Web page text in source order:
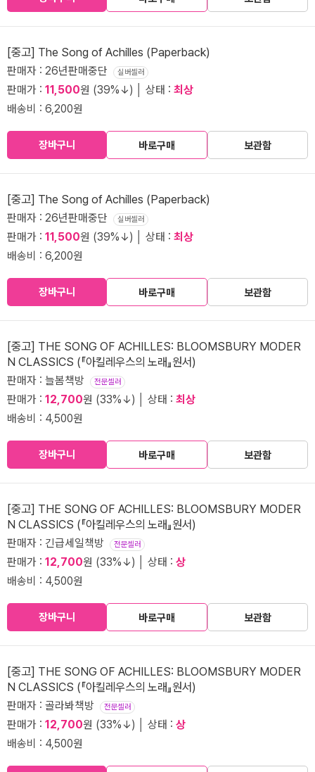
[중고] The Song of Achilles (Paperback)
판매자 : 26년판매중단 실버셀러
판매가 : 11,500원 (39%↓) │ 상태 : 최상
배송비 : 6,200원
장바구니 바로구매 보관함
[중고] The Song of Achilles (Paperback)
판매자 : 26년판매중단 실버셀러
판매가 : 11,500원 (39%↓) │ 상태 : 최상
배송비 : 6,200원
장바구니 바로구매 보관함
[중고] THE SONG OF ACHILLES: BLOOMSBURY MODER
N CLASSICS (『아킬레우스의 노래』원서)
판매자 : 늘봄책방 전문셀러
판매가 : 12,700원 (33%↓) │ 상태 : 최상
배송비 : 4,500원
장바구니 바로구매 보관함
[중고] THE SONG OF ACHILLES: BLOOMSBURY MODER
N CLASSICS (『아킬레우스의 노래』원서)
판매자 : 긴급세일책방 전문셀러
판매가 : 12,700원 (33%↓) │ 상태 : 상
배송비 : 4,500원
장바구니 바로구매 보관함
[중고] THE SONG OF ACHILLES: BLOOMSBURY MODER
N CLASSICS (『아킬레우스의 노래』원서)
판매자 : 골라봐책방 전문셀러
판매가 : 12,700원 (33%↓) │ 상태 : 상
배송비 : 4,500원